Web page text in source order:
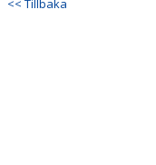
<< Tillbaka